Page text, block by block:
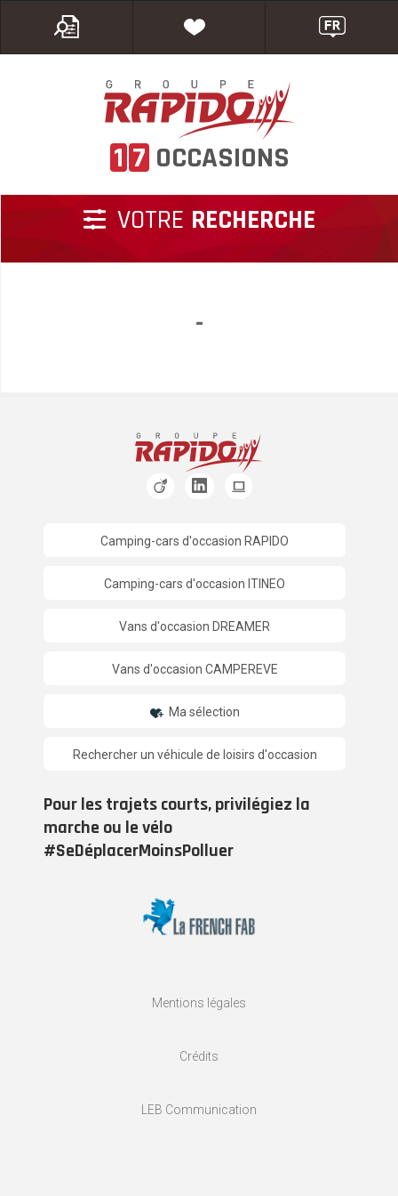
1 7 OCCASIONS
VOTRE RECHERCHE
-
Camping-cars d'occasion RAPIDO
Camping-cars d'occasion ITINEO
Vans d'occasion DREAMER
Vans d'occasion CAMPEREVE
Ma sélection
Rechercher un véhicule de loisirs d'occasion
Pour les trajets courts, privilégiez la
marche ou le vélo
#SeDéplacerMoinsPolluer
Mentions légales
Crédits
LEB Communication